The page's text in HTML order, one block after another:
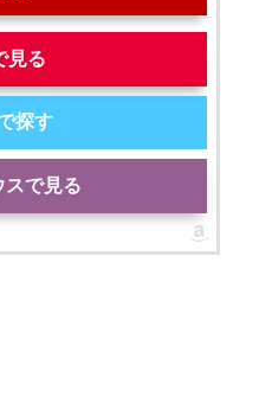
見る
探す
スで見る